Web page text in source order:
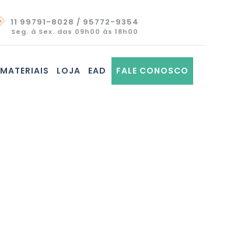
11 99791-8028 / 95772-9354
Seg. à Sex. das 09h00 às 18h00
MATERIAIS LOJA EAD FALE CONOSCO